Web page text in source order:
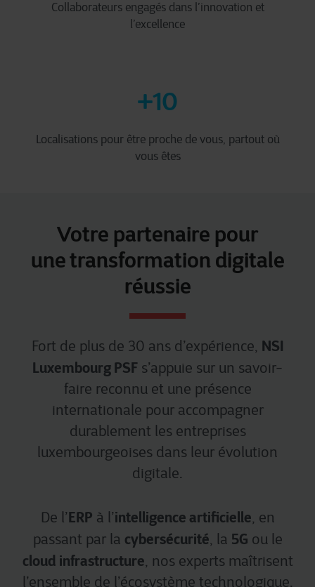
Collaborateurs engagés dans l’innovation et
l’excellence
+10
Localisations pour être proche de vous, partout où
vous êtes
Votre partenaire pour
une transformation digitale
réussie
Fort de plus de 30 ans d’expérience, NSI
Luxembourg PSF s’appuie sur un savoir-
faire reconnu et une présence
internationale pour accompagner
durablement les entreprises
luxembourgeoises dans leur évolution
digitale.
De l’ERP à l’intelligence artificielle, en
passant par la cybersécurité, la 5G ou le
cloud infrastructure, nos experts maîtrisent
l’ensemble de l’écosystème technologique.